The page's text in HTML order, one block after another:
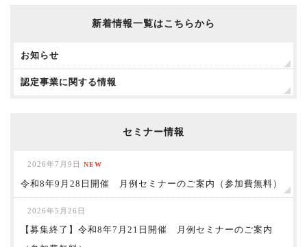
新着情報一覧はこちらから
お知らせ
認定事業に関する情報
セミナー情報
2026年7月9日 NEW
令和8年9月28日開催 月例セミナーのご案内（参加費無料）
2026年5月26日
【募集終了】令和8年7月21日開催 月例セミナーのご案内